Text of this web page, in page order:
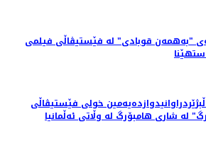
"بەهمەن قوبادی" لە فێستیڤاڵی فیلمی
خولی فێستیڤاڵی
لە شاری هامبۆرگ لە وڵاتی ئەڵمانیا